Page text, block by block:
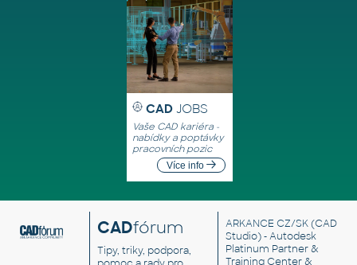
CAD JOBS
Vaše CAD kariéra -
nabídky a poptávky
pracovních pozic
Více info
CADfórum
Tipy, triky, podpora,
ARKANCE CZ/SK(CAD
Studio) - Autodesk
Platinum Partner &
Training Center &